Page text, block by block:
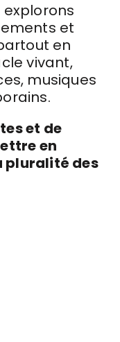
et
en
vivant,
musiques
et de
en
pluralité des